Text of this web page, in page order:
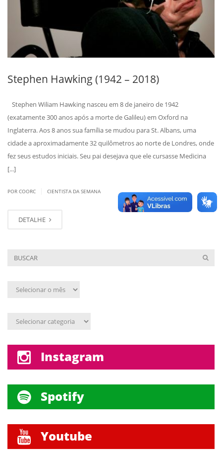
Stephen Hawking (1942 – 2018)
Stephen Wiliam Hawking nasceu em 8 de janeiro de 1942
(exatamente 300 anos após a morte de Galileu) em Oxford na
Inglaterra. Aos 8 anos sua família se mudou para St. Albans, uma
cidade a aproximadamente 32 quilômetros ao norte de Londres, onde
fez seus estudos iniciais. Seu pai desejava que ele cursasse Medicina
[...]
POR COORC CIENTISTA DA SEMANA
DETALHE
Arquivo
Assunto
Instagram
Spotify
Youtube